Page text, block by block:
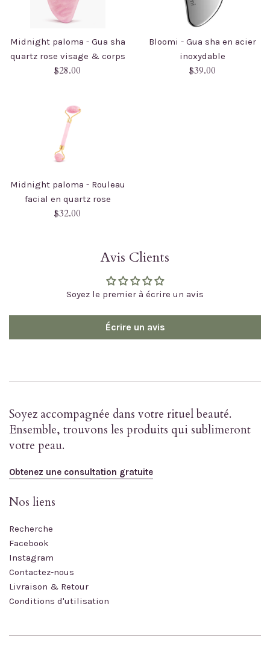
Midnight paloma - Gua sha
quartz rose visage & corps
Prix
$28.00
Bloomi - Gua sha en acier
inoxydable
Prix
$39.00
Midnight paloma - Rouleau
facial en quartz rose
Prix
$32.00
Avis Clients
Soyez le premier à écrire un avis
Écrire un avis
Soyez accompagnée dans votre rituel beauté.
Ensemble, trouvons les produits qui sublimeront
votre peau.
Obtenez une consultation gratuite
Nos liens
Recherche
Facebook
Instagram
Contactez-nous
Livraison & Retour
Conditions d'utilisation